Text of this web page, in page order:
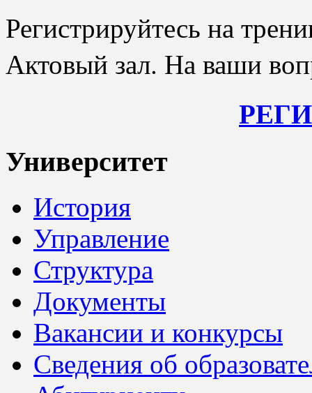
Регистрируйтесь на
Актовый зал. На ваши
Университет
История
Управление
Структура
Документы
Вакансии и конкурсы
Сведения об